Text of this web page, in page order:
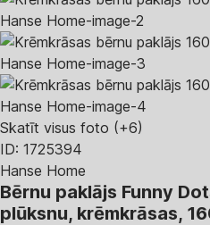
Skatīt visus foto (+6)
ID: 1725394
Hanse Home
Bērnu paklājs Funny
plūksnu, krēmkrāsas,